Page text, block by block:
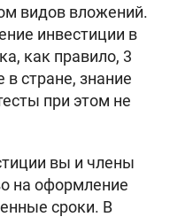
видов вложений.
инвестиции в
как правило, 3
стране, знание
при этом не
вы и члены
на оформление
сроки. В